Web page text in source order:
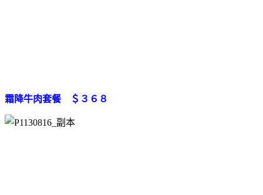
霜降牛肉套餐 ＄３６８